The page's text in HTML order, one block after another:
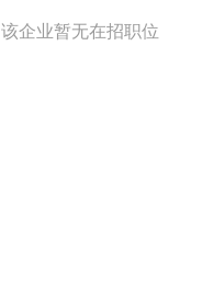
该企业暂无在招职位